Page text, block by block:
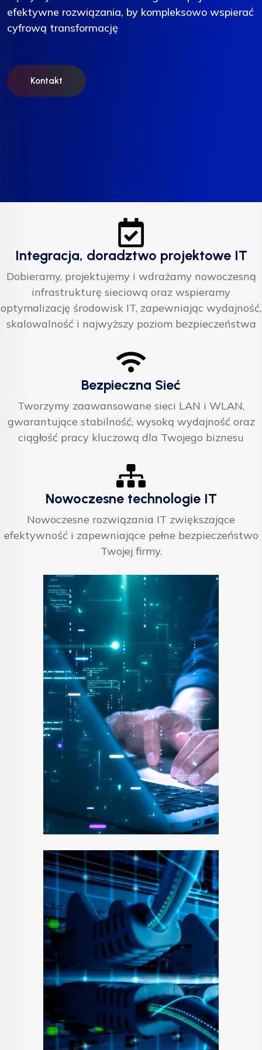
efektywne rozwiązania, by kompleksowo wspierać
cyfrową transformację
Kontakt
efektywne rozwiązania, by kompleksowo wspierać
cyfrową transformację
Kontakt
efektywne rozwiązania, by kompleksowo wspierać
cyfrową transformację
Kontakt
Integracja, doradztwo projektowe IT
Dobieramy, projektujemy i wdrażamy nowoczesną
infrastrukturę sieciową oraz wspieramy
optymalizację środowisk IT, zapewniając wydajność,
skalowalność i najwyższy poziom bezpieczeństwa
Bezpieczna Sieć
Tworzymy zaawansowane sieci LAN i WLAN,
gwarantujące stabilność, wysoką wydajność oraz
ciągłość pracy kluczową dla Twojego biznesu
Nowoczesne technologie IT
Nowoczesne rozwiązania IT zwiększające
efektywność i zapewniające pełne bezpieczeństwo
Twojej firmy.